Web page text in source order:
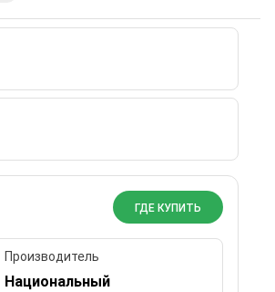
ГДЕ КУПИТЬ
Производитель
Национальный